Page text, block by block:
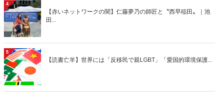
4
【赤いネットワークの闇】仁藤夢乃の師匠と〝西早稲田〟｜池
田...
5
【読書亡羊】世界には「反移民で親LGBT」「愛国的環境保護...